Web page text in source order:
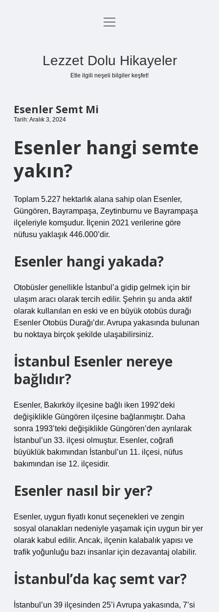
Anasayfa
menüyü
Lezzet Dolu Hikayeler
Etle ilgili neşeli bilgiler keşfet!
Esenler Semt Mi
Tarih: Aralık 3, 2024
Esenler hangi semte
yakın?
Toplam 5.227 hektarlık alana sahip olan Esenler,
Güngören, Bayrampaşa, Zeytinburnu ve Bayrampaşa
ilçeleriyle komşudur. İlçenin 2021 verilerine göre
nüfusu yaklaşık 446.000’dir.
Esenler hangi yakada?
Otobüsler genellikle İstanbul’a gidip gelmek için bir
ulaşım aracı olarak tercih edilir. Şehrin şu anda aktif
olarak kullanılan en eski ve en büyük otobüs durağı
Esenler Otobüs Durağı’dır. Avrupa yakasında bulunan
bu noktaya birçok şekilde ulaşabilirsiniz.
İstanbul Esenler nereye
bağlıdır?
Esenler, Bakırköy ilçesine bağlı iken 1992’deki
değişiklikle Güngören ilçesine bağlanmıştır. Daha
sonra 1993’teki değişiklikle Güngören’den ayrılarak
İstanbul’un 33. ilçesi olmuştur. Esenler, coğrafi
büyüklük bakımından İstanbul’un 11. ilçesi, nüfus
bakımından ise 12. ilçesidir.
Esenler nasıl bir yer?
Esenler, uygun fiyatlı konut seçenekleri ve zengin
sosyal olanakları nedeniyle yaşamak için uygun bir yer
olarak kabul edilir. Ancak, ilçenin kalabalık yapısı ve
trafik yoğunluğu bazı insanlar için dezavantaj olabilir.
İstanbul’da kaç semt var?
İstanbul’un 39 ilçesinden 25’i Avrupa yakasında, 7’si